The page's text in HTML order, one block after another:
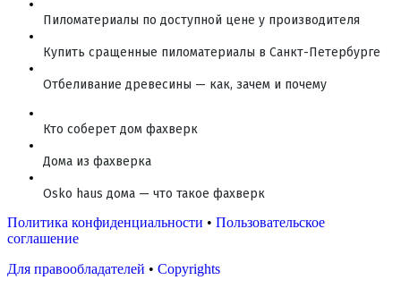
Пиломатериалы по доступной цене у производителя
Купить сращенные пиломатериалы в Санкт-Петербурге
Отбеливание древесины — как, зачем и почему
Кто соберет дом фахверк
Дома из фахверка
Osko haus дома — что такое фахверк
Политика конфиденциальности • Пользовательское
соглашение
Для правообладателей • Copyrights